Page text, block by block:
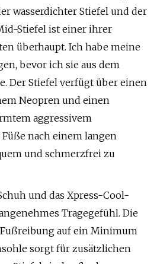
wasserdichter Stiefel und der
Stiefel ist einer ihrer
überhaupt. Ich habe meine
bevor ich sie aus dem
Der Stiefel verfügt über einen
Neopren und einen
aggressivem
nach einem langen
und schmerzfrei zu
und das Xpress-Cool-
Tragegefühl. Die
auf ein Minimum
sorgt für zusätzlichen